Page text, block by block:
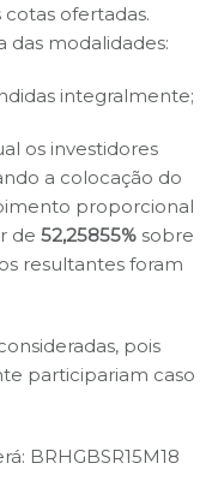
ofertadas.
das modalidades:
integralmente;
os investidores
a colocação do
proporcional
de 52,25855% sobre
resultantes foram
pois
participariam caso
BRHGBSR15M18